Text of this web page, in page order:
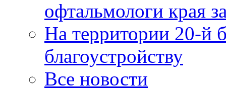
офтальмологи края
На территории 20-й
благоустройству
Все новости